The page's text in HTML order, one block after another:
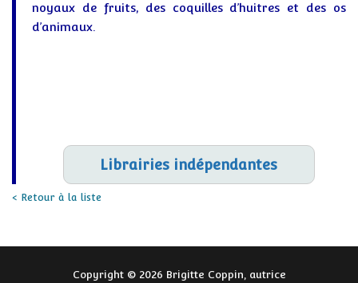
noyaux de fruits, des coquilles d’huitres et des os
d’animaux.
Librairies indépendantes
< Retour à la liste
Copyright © 2026 Brigitte Coppin, autrice